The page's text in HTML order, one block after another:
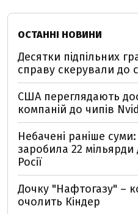
ОСТАННІ НОВИНИ
Десятки підпільних
справу скерували до
США переглядають
компаній до чипів
Небачені раніше
заробила 22 мільярди
Росії
Дочку "Нафтогазу" –
очолить Кіндер